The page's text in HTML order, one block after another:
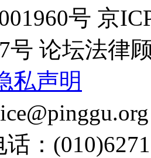
号 京
号 论坛法律
私声明
：